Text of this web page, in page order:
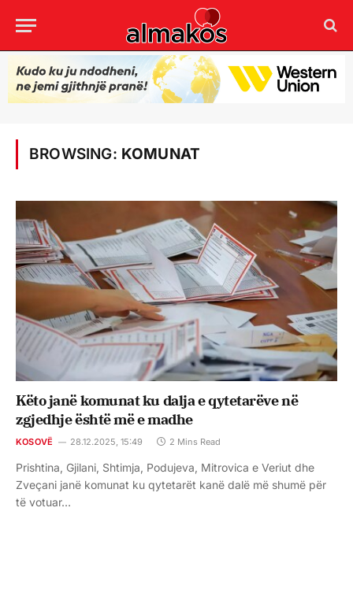
BROWSING: KOMUNAT
Këto janë komunat ku dalja e qytetarëve në
zgjedhje është më e madhe
KOSOVË 28.12.2025, 15:49 2 Mins Read
Prishtina, Gjilani, Shtimja, Podujeva, Mitrovica e Veriut dhe
Zveçani janë komunat ku qytetarët kanë dalë më shumë për
të votuar…